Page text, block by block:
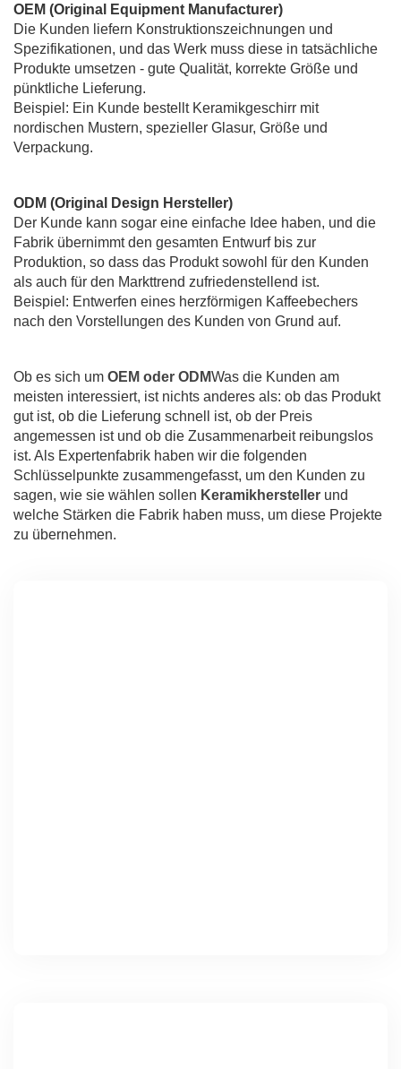
OEM (Original Equipment Manufacturer)
Die Kunden liefern Konstruktionszeichnungen und
Spezifikationen, und das Werk muss diese in tatsächliche
Produkte umsetzen - gute Qualität, korrekte Größe und
pünktliche Lieferung.
Beispiel: Ein Kunde bestellt Keramikgeschirr mit
nordischen Mustern, spezieller Glasur, Größe und
Verpackung.
ODM (Original Design Hersteller)
Der Kunde kann sogar eine einfache Idee haben, und die
Fabrik übernimmt den gesamten Entwurf bis zur
Produktion, so dass das Produkt sowohl für den Kunden
als auch für den Markttrend zufriedenstellend ist.
Beispiel: Entwerfen eines herzförmigen Kaffeebechers
nach den Vorstellungen des Kunden von Grund auf.
Ob es sich um OEM oder ODMWas die Kunden am
meisten interessiert, ist nichts anderes als: ob das Produkt
gut ist, ob die Lieferung schnell ist, ob der Preis
angemessen ist und ob die Zusammenarbeit reibungslos
ist. Als Expertenfabrik haben wir die folgenden
Schlüsselpunkte zusammengefasst, um den Kunden zu
sagen, wie sie wählen sollen Keramikhersteller und
welche Stärken die Fabrik haben muss, um diese Projekte
zu übernehmen.